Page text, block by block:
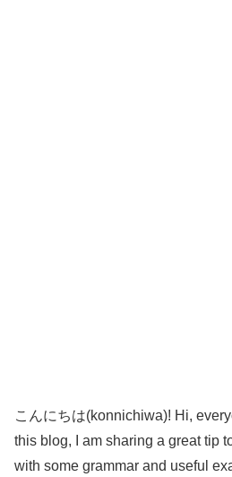
こんにちは(konnichiwa)! Hi,
this blog, I am sharing a great tip
with some grammar and useful